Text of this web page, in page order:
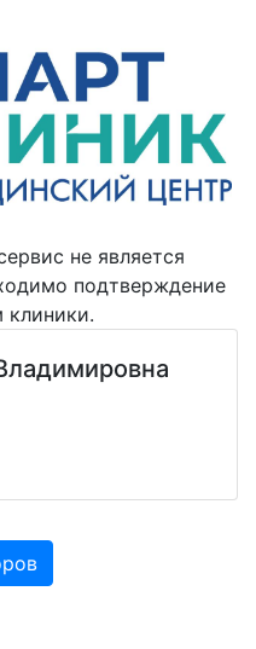
не является
подтверждение
клиники.